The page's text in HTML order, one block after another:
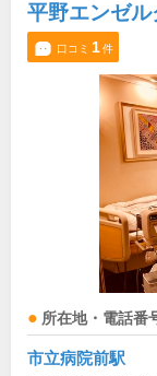
平野エンゼル
口コミ 1件
所在地・電話番
市立病院前駅